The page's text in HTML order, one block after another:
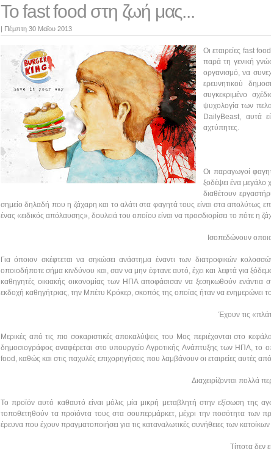
Το fast food στη ζωή μας...
| Πέμπτη 30 Μαΐου 2013
Οι εταιρείες fast
παρά τη γενική
οργανισμό, να
ερευνητικού
συγκεκριμένο
ψυχολογία των
DailyBeast, αυτά
αχτύπητες.
Οι παραγωγοί
ξοδέψει ένα μεγάλο
διαθέτουν
σημείο δηλαδή που η ζάχαρη και το αλάτι στα φαγητά τους είναι στα
ένας «ειδικός απόλαυσης», δουλειά του οποίου είναι να προσδιορίσει το πότε η
Ισοπεδώνουν
Για όποιον σκέφτεται να σηκώσει ανάστημα έναντι των διατροφικών
οποιοδήποτε σήμα κινδύνου και, σαν να μην έφτανε αυτό, έχει και λεφτά για
καθηγητές οικιακής οικονομίας των ΗΠΑ αποφάσισαν να ξεσηκωθούν ενάντια
εκδοχή καθηγήτριας, την Μπέτυ Κρόκερ, σκοπός της οποίας ήταν να ενημερώνει το
Έχουν τις
Μερικές από τις πιο σοκαριστικές αποκαλύψεις του Μος περιέχονται στο
δημοσιογράφος αναφέρεται στο υπουργείο Αγροτικής Ανάπτυξης των ΗΠΑ, το
food, καθώς και στις παχυλές επιχορηγήσεις που λαμβάνουν οι εταιρείες αυτές
Διαχειρίζονται πολλά
Το προϊόν αυτό καθαυτό είναι μόλις μία μικρή μεταβλητή στην εξίσωση της
τοποθετηθούν τα προϊόντα τους στα σουπερμάρκετ, μέχρι την ποσότητα των
έρευνα που έχουν πραγματοποιήσει για τις καταναλωτικές συνήθειες των
Τίποτα δεν